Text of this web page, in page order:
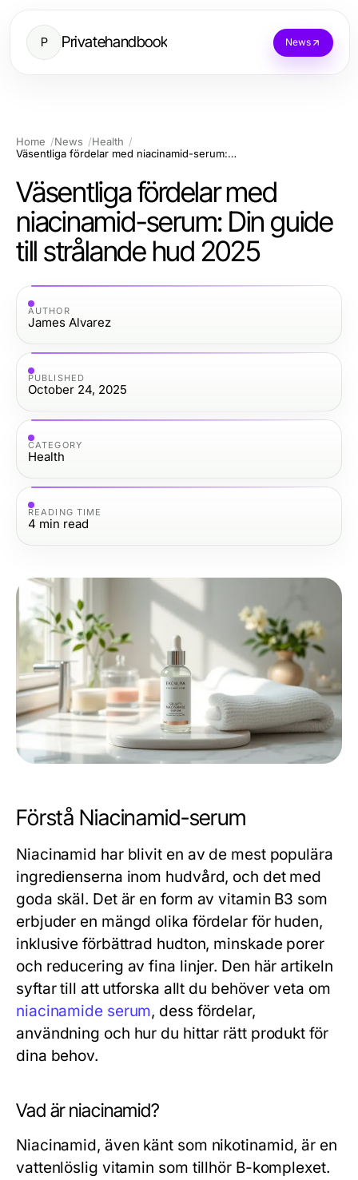
P Privatehandbook News
Home News
Health
Väsentliga fördelar med niacinamid-serum: Din guide till strålande hud 2025
Väsentliga fördelar med
niacinamid-serum: Din guide
till strålande hud 2025
AUTHOR
James Alvarez
PUBLISHED
October 24, 2025
CATEGORY
Health
READING TIME
4 min read
Förstå Niacinamid-serum
Niacinamid har blivit en av de mest populära
ingredienserna inom hudvård, och det med
goda skäl. Det är en form av vitamin B3 som
erbjuder en mängd olika fördelar för huden,
inklusive förbättrad hudton, minskade porer
och reducering av fina linjer. Den här artikeln
syftar till att utforska allt du behöver veta om
niacinamide serum, dess fördelar,
användning och hur du hittar rätt produkt för
dina behov.
Vad är niacinamid?
Niacinamid, även känt som nikotinamid, är en
vattenlöslig vitamin som tillhör B-komplexet.